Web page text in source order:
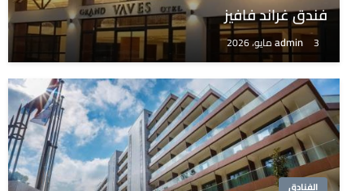
فندق غراند فافيز
admin 3 مايو، 2026
الفنادق